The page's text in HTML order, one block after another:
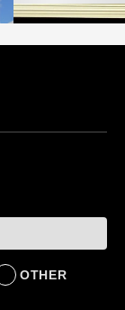
BUSINESS
OTHER